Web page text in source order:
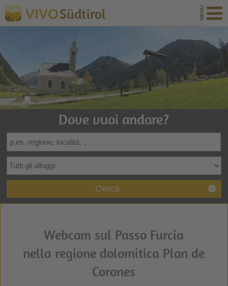
VIVOSüdtirol
Dove vuoi andare?
Cerca
Webcam sul Passo Furcia
nella regione dolomitica Plan de
Corones